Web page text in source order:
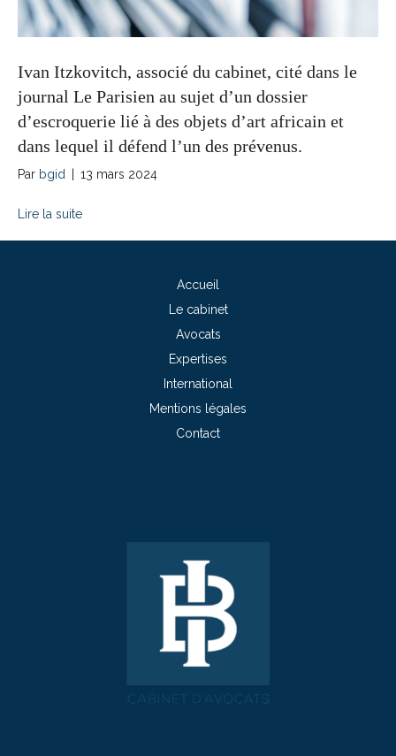
Ivan Itzkovitch, associé du cabinet, cité dans le
journal Le Parisien au sujet d’un dossier
d’escroquerie lié à des objets d’art africain et
dans lequel il défend l’un des prévenus.
Par bgid 13 mars 2024
Lire la suite
Accueil
Le cabinet
Avocats
Expertises
International
Mentions légales
Contact